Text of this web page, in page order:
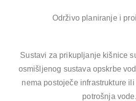
Održivo planiranje i
Sustavi za prikupljanje kišnice
osmišljenog sustava opskrbe
nema postoječe infrastrukture
potrošnja vode.